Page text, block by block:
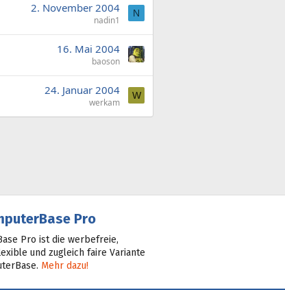
2. November 2004
nadin1
N
16. Mai 2004
baoson
24. Januar 2004
werkam
W
Pro
Pro ist die werbefreie,
und zugleich faire Variante
Mehr dazu!